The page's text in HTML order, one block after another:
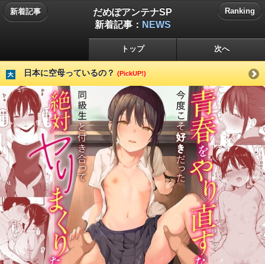
新着記事
だめぽアンテナSP
新着記事： NEWS
Ranking
トップ 次へ
日本に空母っているの？ (PickUP!)